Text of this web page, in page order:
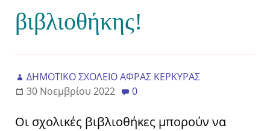
βιβλιοθήκης!
ΔΗΜΟΤΙΚΟ ΣΧΟΛΕΙΟ ΑΦΡΑΣ ΚΕΡΚΥΡΑΣ
30 Νοεμβρίου 2022
0
Οι σχολικές βιβλιοθήκες μπορούν να